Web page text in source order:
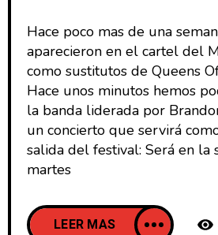
Hace poco mas de una
aparecieron en el cartel del
como sustitutos de Queens
Hace unos minutos hemos
la banda liderada por
un concierto que servirá
salida del festival: Será en la
martes
LEER MAS